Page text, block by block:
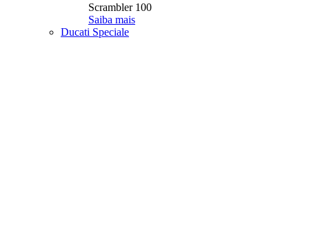
Scrambler 100
Saiba mais
Ducati Speciale